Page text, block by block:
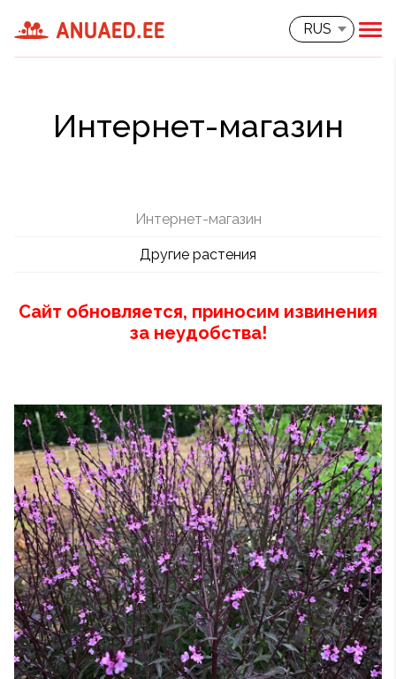
RUS
Интернет-магазин
Интернет-магазин
Другие растения
Сайт обновляется, приносим извинения
за неудобства!